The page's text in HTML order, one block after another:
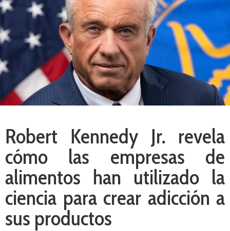
Robert Kennedy Jr. revela
cómo las empresas de
alimentos han utilizado la
ciencia para crear adicción a
sus productos